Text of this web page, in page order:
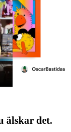
älskar det.